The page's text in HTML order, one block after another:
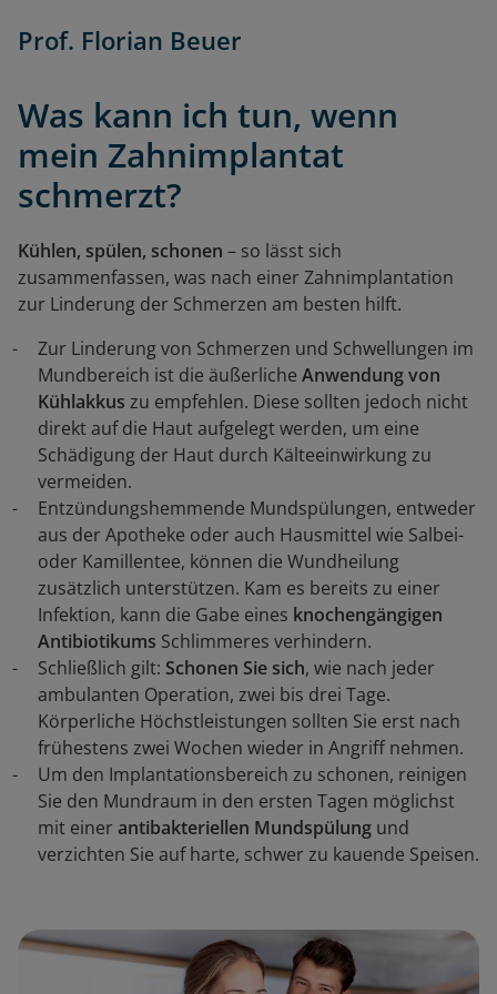
Prof. Florian Beuer
Was kann ich tun, wenn
mein Zahnimplantat
schmerzt?
Kühlen, spülen, schonen – so lässt sich
zusammenfassen, was nach einer Zahnimplantation
zur Linderung der Schmerzen am besten hilft.
Zur Linderung von Schmerzen und Schwellungen im
Mundbereich ist die äußerliche Anwendung von
Kühlakkus zu empfehlen. Diese sollten jedoch nicht
direkt auf die Haut aufgelegt werden, um eine
Schädigung der Haut durch Kälteeinwirkung zu
vermeiden.
Entzündungshemmende Mundspülungen, entweder
aus der Apotheke oder auch Hausmittel wie Salbei-
oder Kamillentee, können die Wundheilung
zusätzlich unterstützen. Kam es bereits zu einer
Infektion, kann die Gabe eines knochengängigen
Antibiotikums Schlimmeres verhindern.
Schließlich gilt: Schonen Sie sich, wie nach jeder
ambulanten Operation, zwei bis drei Tage.
Körperliche Höchstleistungen sollten Sie erst nach
frühestens zwei Wochen wieder in Angriff nehmen.
Um den Implantationsbereich zu schonen, reinigen
Sie den Mundraum in den ersten Tagen möglichst
mit einer antibakteriellen Mundspülung und
verzichten Sie auf harte, schwer zu kauende Speisen.